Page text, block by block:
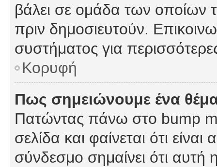
βάλει σε ομάδα των οποίων
πριν δημοσιευτούν.
συστήματος για
Κορυφή
Πως σημειώνουμε ένα
Πατώντας πάνω στο bump
σελίδα και φαίνεται ότι
σύνδεσμο σημαίνει ότι αυτή